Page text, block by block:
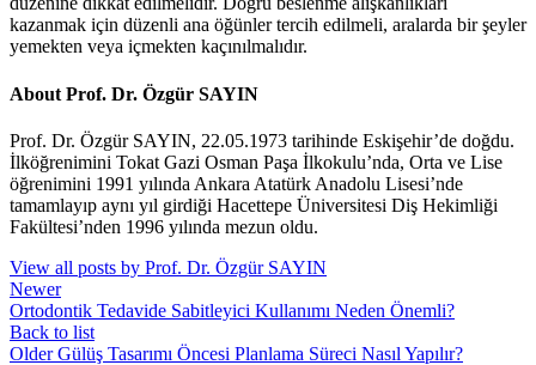
kazanmak için düzenli ana öğünler tercih edilmeli, aralarda bir şeyler
yemekten veya içmekten kaçınılmalıdır.
About Prof. Dr. Özgür SAYIN
Prof. Dr. Özgür SAYIN, 22.05.1973 tarihinde Eskişehir’de doğdu.
İlköğrenimini Tokat Gazi Osman Paşa İlkokulu’nda, Orta ve Lise
öğrenimini 1991 yılında Ankara Atatürk Anadolu Lisesi’nde
tamamlayıp aynı yıl girdiği Hacettepe Üniversitesi Diş Hekimliği
Fakültesi’nden 1996 yılında mezun oldu.
View all posts by Prof. Dr. Özgür SAYIN
Newer
Ortodontik Tedavide Sabitleyici Kullanımı Neden Önemli?
Back to list
Older Gülüş Tasarımı Öncesi Planlama Süreci Nasıl Yapılır?